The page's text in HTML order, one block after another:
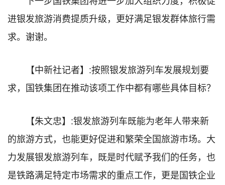
进银发旅游消费提质升级，更好满足银发群体旅行需
求。谢谢。
【中新社记者】:按照银发旅游列车发展规划要
求，国铁集团在推动该项工作中都有哪些具体目标？
【朱文忠】:银发旅游列车既能为老年人带来新
的旅游方式，也能更好促进和繁荣全国旅游市场。大
力发展银发旅游列车，既是时代赋予我们的任务，也
是铁路满足特定市场需求的重点工作，更是国铁企业